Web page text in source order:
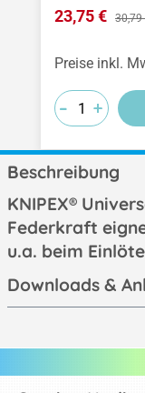
23,75 € 30,79
Preise inkl.
-
-
- +
+
+
Beschreibung
KNIPEX®
Federkraft
u.a. beim
Downloads &